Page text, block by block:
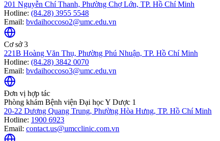
201 Nguyễn Chí Thanh, Phường Chợ Lớn, TP. Hồ Chí Minh
Hotline: (84.28) 3955 5548
Email: bvdaihoccoso2@umc.edu.vn
Cơ sở 3
221B Hoàng Văn Thụ, Phường Phú Nhuận, TP. Hồ Chí Minh
Hotline: (84.28) 3842 0070
Email: bvdaihoccoso3@umc.edu.vn
Đơn vị hợp tác
Phòng khám Bệnh viện Đại học Y Dược 1
20-22 Dương Quang Trung, Phường Hòa Hưng, TP. Hồ Chí Minh
Hotline: 1900 6923
Email: contact.us@umcclinic.com.vn